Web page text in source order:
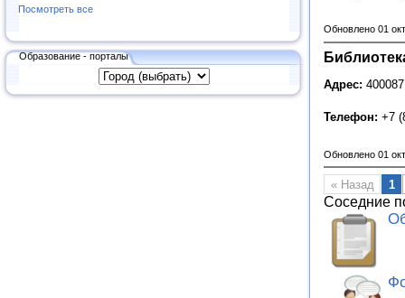
Посмотреть все
Образование - порталы
Обновлено 01
Адрес:
Телефон: +7
Обновлено 01
« Назад 1
Соседние